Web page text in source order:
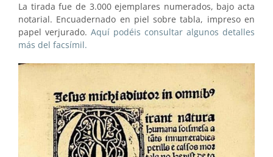
La tirada fue de 3.000 ejemplares numerados, bajo acta
notarial. Encuadernado en piel sobre tabla, impreso en
papel verjurado. Aquí podéis consultar algunos detalles
más del facsímil.